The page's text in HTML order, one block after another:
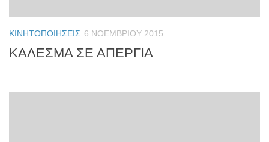
ΚΙΝΗΤΟΠΟΙΉΣΕΙΣ 6 ΝΟΕΜΒΡΊΟΥ 2015
ΚΑΛΕΣΜΑ ΣΕ ΑΠΕΡΓΙΑ